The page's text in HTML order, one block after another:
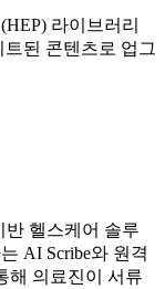
라이브러리
된 콘텐츠로 업그
헬스케어 솔루
AI Scribe와 원격
해 의료진이 서류